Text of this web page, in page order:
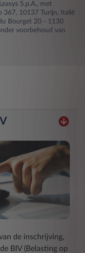
S.p.A., met
367, 10137 Turijn, Italië
Bourget 20 - 1130
voorbehoud van
de inschrijving,
BIV (Belasting op